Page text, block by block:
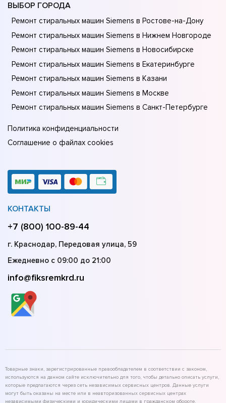
ВЫБОР ГОРОДА
Ремонт стиральных машин Siemens в Ростове-на-Донy
Ремонт стиральных машин Siemens в Нижнем Новгороде
Ремонт стиральных машин Siemens в Новосибирске
Ремонт стиральных машин Siemens в Екатеринбурге
Ремонт стиральных машин Siemens в Казани
Ремонт стиральных машин Siemens в Москве
Ремонт стиральных машин Siemens в Санкт-Петербурге
Политика конфиденциальности
Соглашение о файлах cookies
КОНТАКТЫ
+7 (800) 100-89-44
г. Краснодар, Передовая улица, 59
Ежедневно с 09:00 до 21:00
info@fiksremkrd.ru
Товарные знаки, зарегистрированные правообладателем в соответствии с законом,
используются на данном сайте исключительно для того, чтобы детально описать услуги,
которые предлагаются через сеть независимых сервисных центров. Данные услуги
могут быть оказаны на месте или в неавторизованных сервисных центрах
независимыми физическими и юридическими лицами в гражданском обороте,